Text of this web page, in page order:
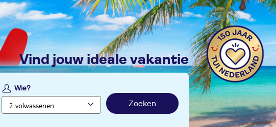
vind jouw ideale vakantie
Wie?
Zoeken